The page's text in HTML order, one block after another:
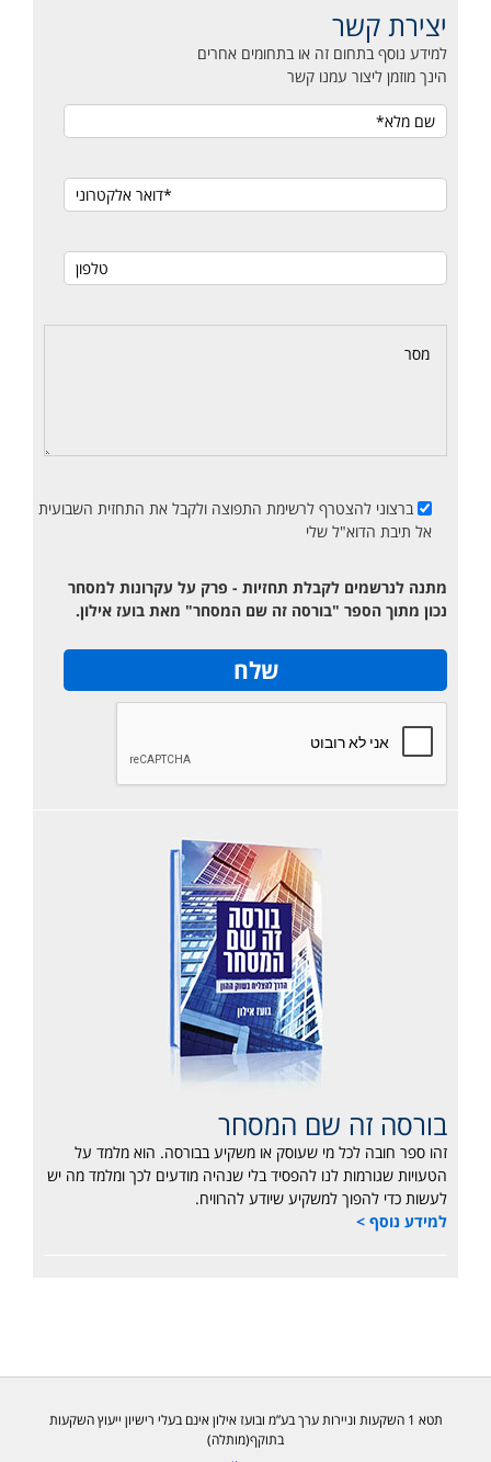
יצירת קשר
למידע נוסף בתחום זה או בתחומים אחרים
הינך מוזמן ליצור עמנו קשר
ברצוני להצטרף לרשימת התפוצה ולקבל את התחזית השבועית
אל תיבת הדוא"ל שלי
מתנה לנרשמים לקבלת תחזיות - פרק על עקרונות למסחר
נכון מתוך הספר "בורסה זה שם המסחר" מאת בועז אילון.
בורסה זה שם המסחר
זהו ספר חובה לכל מי שעוסק או משקיע בבורסה. הוא מלמד על
הטעויות שגורמות לנו להפסיד בלי שנהיה מודעים לכך ומלמד מה יש
לעשות כדי להפוך למשקיע שיודע להרוויח.
למידע נוסף >
תטא 1 השקעות וניירות ערך בע”מ ובועז אילון אינם בעלי רישיון ייעוץ השקעות
בתוקף(מותלה)